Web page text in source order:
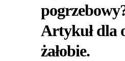
Artykuł dla
żałobie.